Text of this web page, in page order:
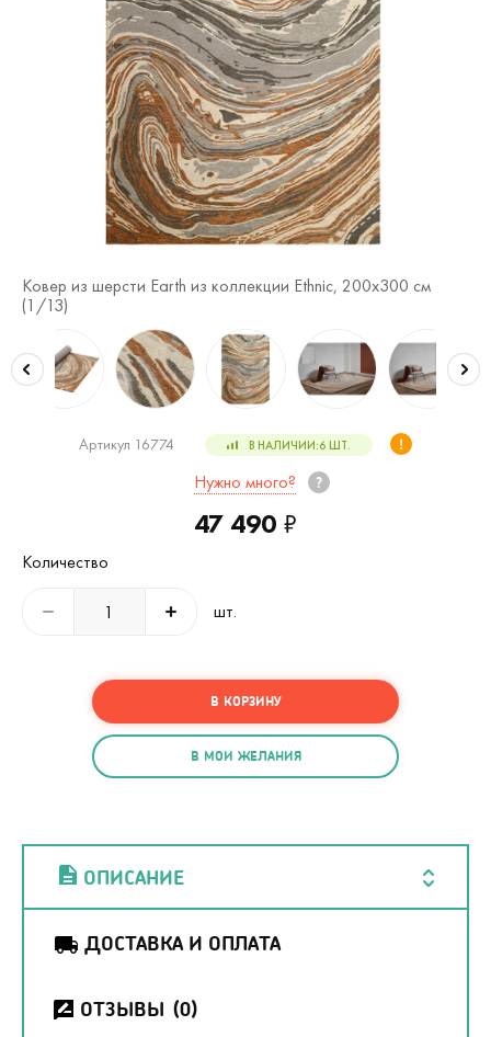
Ковер из шерсти Earth из коллекции Ethnic, 200x300 см
(1 /13)
Артикул 16774 В НАЛИЧИИ:6 ШТ.
Нужно много?
47 490₽
Количество
шт.
В КОРЗИНУ
В МОИ ЖЕЛАНИЯ
ОПИСАНИЕ
ДОСТАВКА И ОПЛАТА
ОТЗЫВЫ (0)